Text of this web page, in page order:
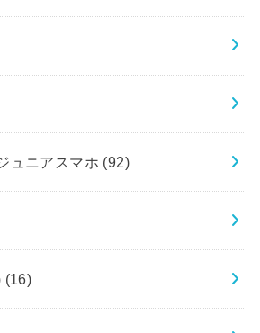
ュニアスマホ (92)
(16)